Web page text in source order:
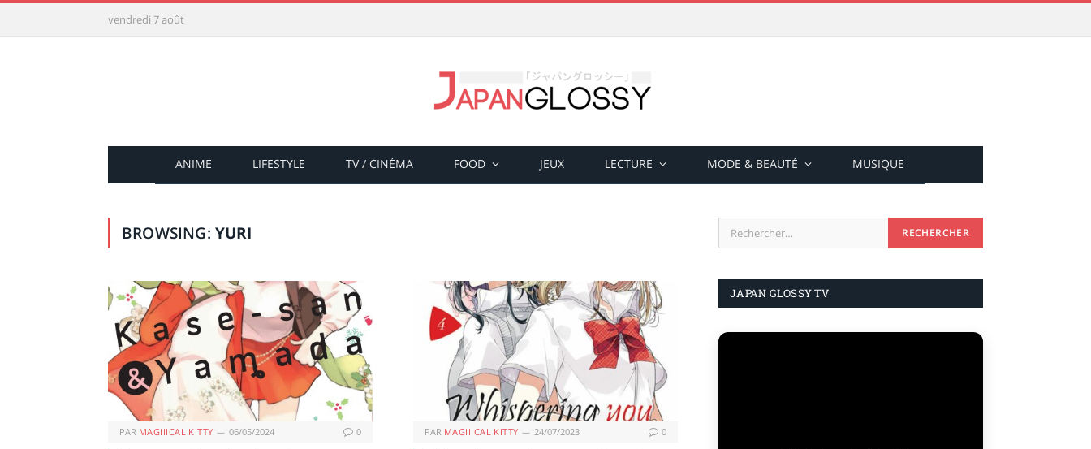
vendredi 7 août
ANIME LIFESTYLE TV / CINÉMA FOOD JEUX LECTURE MODE & BEAUTÉ MUSIQUE
BROWSING: YURI
PAR MAGIIICAL KITTY 06/05/2024 0 PAR MAGIIICAL KITTY 24/07/2023 0
JAPAN GLOSSY TV